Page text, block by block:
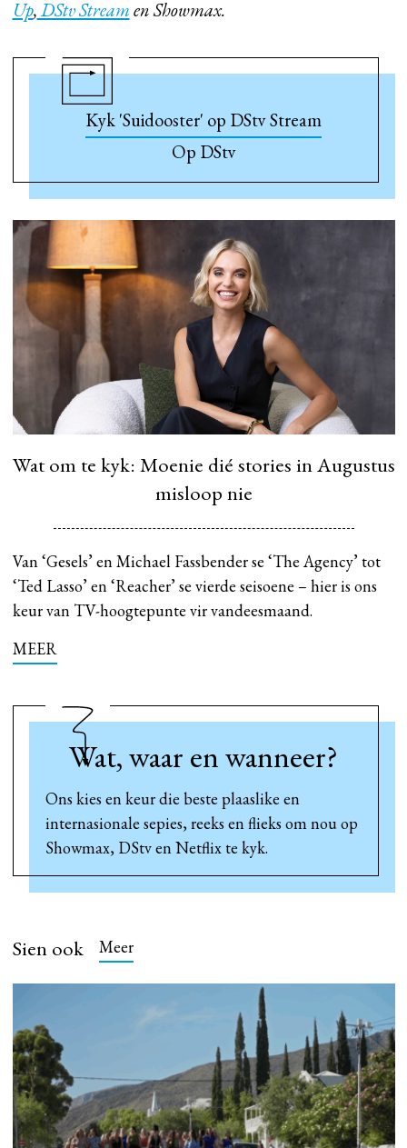
Up,DStv Streamen Showmax.
Kyk 'Suidooster' op DStv Stream
Op DStv
Wat om te kyk: Moenie dié stories in Augustus
misloop nie
Van ‘Gesels’ en Michael Fassbender se ‘The Agency’ tot
‘Ted Lasso’ en ‘Reacher’ se vierde seisoene – hier is ons
keur van TV-hoogtepunte vir vandeesmaand.
MEER
Wat, waar en wanneer?
Ons kies en keur die beste plaaslike en
internasionale sepies, reeks en flieks om nou op
Showmax, DStv en Netflix te kyk.
Sien ook Meer